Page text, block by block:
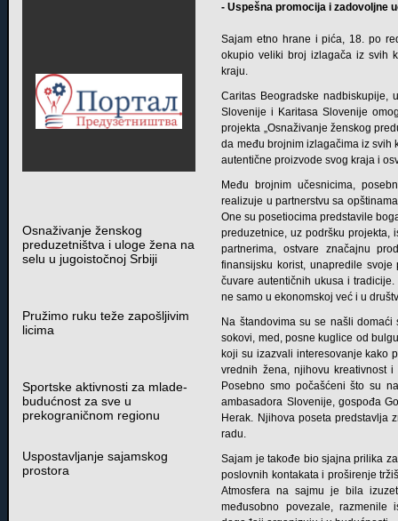
- Uspešna promocija i zadovoljne
Sajam etno hrane i pića, 18. po
okupio veliki broj izlagača iz svih
kraju.
Caritas Beogradske nadbiskupije,
Slovenije i Karitasa Slovenije
projekta „Osnaživanje ženskog
da među brojnim izlagačima iz svih
autentične proizvode svog kraja i
Među brojnim učesnicima,
realizuje u partnerstvu sa
One su posetiocima predstavile
preduzetnice, uz podršku projekta,
partnerima, ostvare značajnu
finansijsku korist, unapredile
čuvare autentičnih ukusa i
ne samo u ekonomskoj već i u
Na štandovima su se našli
sokovi, med, posne kuglice od
koji su izazvali interesovanje kako
vrednih žena, njihovu kreativnost
Posebno smo počašćeni što su
ambasadora Slovenije, gospođa
Herak. Njihova poseta predstavlja
radu.
Sajam je takođe bio sjajna prilika
poslovnih kontakata i proširenje
Atmosfera na sajmu je bila
međusobno povezale,
Osnaživanje ženskog
preduzetništva i uloge žena na
selu u jugoistočnoj Srbiji
Pružimo ruku teže zapošljivim
licima
Sportske aktivnosti za mlade-
budućnost za sve u
prekograničnom regionu
Uspostavljanje sajamskog
prostora